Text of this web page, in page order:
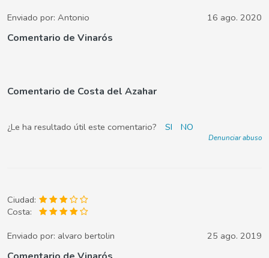
Enviado por: Antonio 16 ago. 2020
Comentario de Vinarós
Comentario de Costa del Azahar
¿Le ha resultado útil este comentario? SI NO
Denunciar abuso
Ciudad:
Costa:
Enviado por: alvaro bertolin 25 ago. 2019